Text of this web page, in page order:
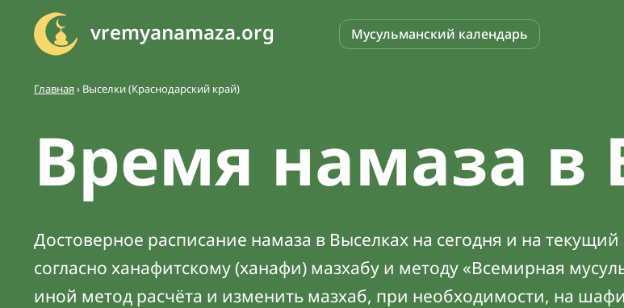
vremyanamaza.org Мусульманский календарь
Главная› Выселки (Краснодарский край)
Время намаза в
Достоверное расписание намаза в Выселках на сегодня и на
согласно ханафитскому (ханафи) мазхабу и методу «Всемирная
иной метод расчёта и изменить мазхаб, при необходимости, на